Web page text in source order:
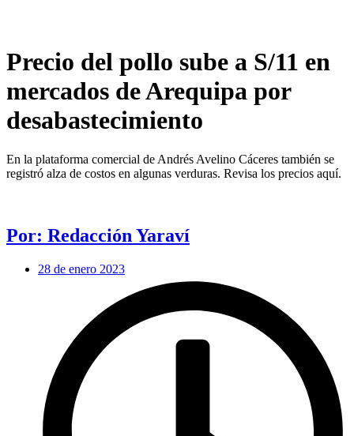
Precio del pollo sube a S/11 en
mercados de Arequipa por
desabastecimiento
En la plataforma comercial de Andrés Avelino Cáceres también se
registró alza de costos en algunas verduras. Revisa los precios aquí.
Por: Redacción Yaraví
28 de enero 2023